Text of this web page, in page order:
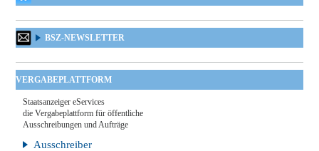
BSZ-NEWSLETTER
VERGABEPLATTFORM
Staatsanzeiger eServices
die Vergabeplattform für öffentliche
Ausschreibungen und Aufträge
Ausschreiber